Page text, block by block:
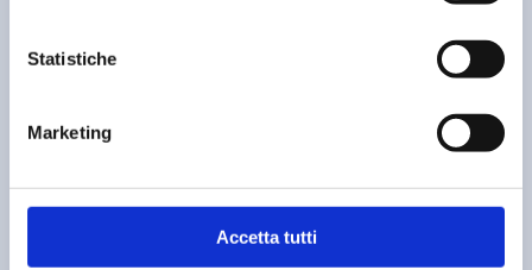
Statistiche
Marketing
Accetta tutti
configurazioni per ogni esigenza.